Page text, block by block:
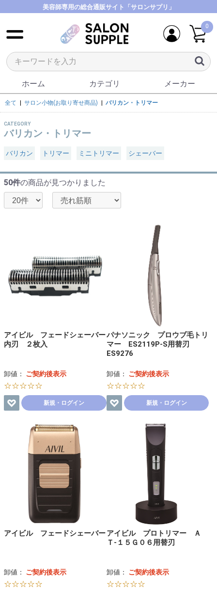
美容師専用の総合通販サイト「サロンサプリ」
0
ホーム カテゴリ メーカー
全て サロン小物(お取り寄せ商品) バリカン・トリマー
CATEGORY
バリカン・トリマー
バリカン トリマー ミニトリマー シェーバー
50件の商品が見つかりました
アイビル フェードシェーバー
内刃 ２枚入
卸値： ご契約後表示
☆☆☆☆☆
新規・ログイン
パナソニック プロウブ毛トリ
マー ES2119P-S用替刃
ES9276
卸値： ご契約後表示
☆☆☆☆☆
新規・ログイン
アイビル フェードシェーバー
卸値： ご契約後表示
☆☆☆☆☆
アイビル プロトリマー Ａ
Ｔ-１５Ｇ０６用替刃
卸値： ご契約後表示
☆☆☆☆☆